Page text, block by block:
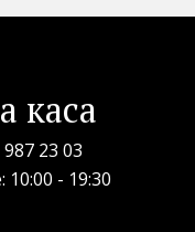
каса
23 03
- 19:30